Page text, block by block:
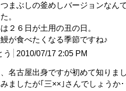
まぶしの釜めしバージョンなん
。
２６日が土用の丑の日。
が食べたくなる季節ですね♪
う
2010/07/17 2:05 PM
名古屋出身ですが初めて知りま
ましたが｢三××｣さんでしょうか･